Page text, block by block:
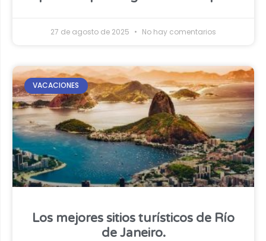
27 de agosto de 2025 No hay comentarios
VACACIONES
Los mejores sitios turísticos de Río
de Janeiro.